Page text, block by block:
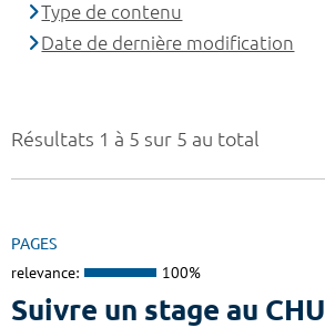
Résultats 1 à 5 sur 5 au total
PAGES
relevance: 100%
Suivre un stage au CHU
Type de contenu
Date de dernière modification